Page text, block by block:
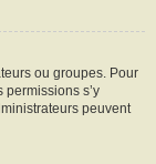
ou groupes. Pour
permissions s’y
peuvent